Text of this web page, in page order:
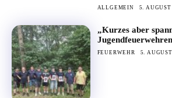
ALLGEMEIN 5. AUGUST
„Kurzes aber
FEUERWEHR 5.